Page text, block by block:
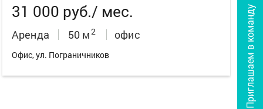
Приглашаем в команду
31 000 руб./ мес.
Аренда 50 м2 офис
Офис, ул. Пограничников